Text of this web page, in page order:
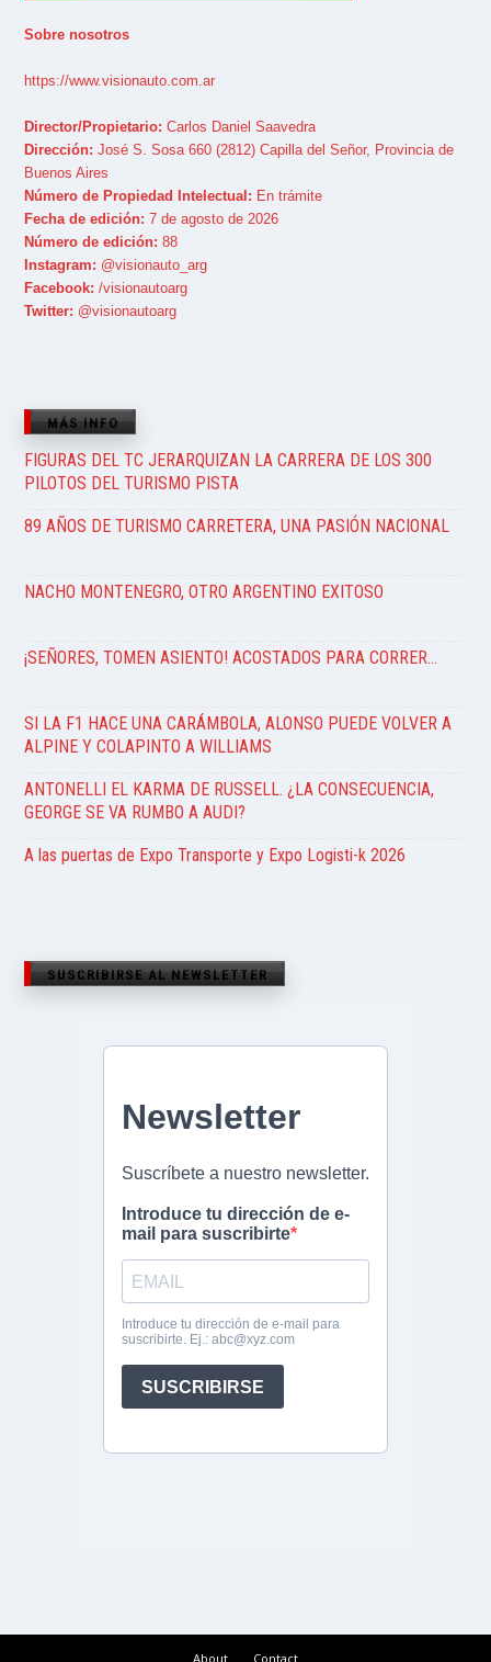
Sobre nosotros
https://www.visionauto.com.ar
Director/Propietario: Carlos Daniel Saavedra
Dirección: José S. Sosa 660 (2812) Capilla del Señor, Provincia de
Buenos Aires
Número de Propiedad Intelectual: En trámite
Fecha de edición: 7 de agosto de 2026
Número de edición: 88
Instagram: @visionauto_arg
Facebook: /visionautoarg
Twitter: @visionautoarg
MÁS INFO
FIGURAS DEL TC JERARQUIZAN LA CARRERA DE LOS 300
PILOTOS DEL TURISMO PISTA
89 AÑOS DE TURISMO CARRETERA, UNA PASIÓN NACIONAL
NACHO MONTENEGRO, OTRO ARGENTINO EXITOSO
¡SEÑORES, TOMEN ASIENTO! ACOSTADOS PARA CORRER…
SI LA F1 HACE UNA CARÁMBOLA, ALONSO PUEDE VOLVER A
ALPINE Y COLAPINTO A WILLIAMS
ANTONELLI EL KARMA DE RUSSELL. ¿LA CONSECUENCIA,
GEORGE SE VA RUMBO A AUDI?
A las puertas de Expo Transporte y Expo Logisti-k 2026
SUSCRIBIRSE AL NEWSLETTER
About Contact